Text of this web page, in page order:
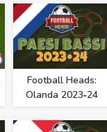
Football Heads:
Olanda 2023‑24